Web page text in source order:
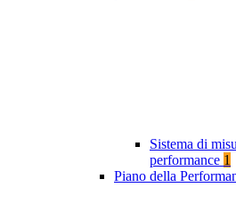
Sistema di
performance 1
Piano della